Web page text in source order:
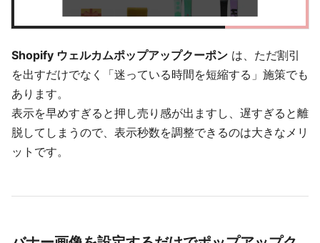
Shopify ウェルカムポップアップクーポン は、ただ割引
を出すだけでなく「迷っている時間を短縮する」施策でも
あります。
表示を早めすぎると押し売り感が出ますし、遅すぎると離
脱してしまうので、表示秒数を調整できるのは大きなメリ
ットです。